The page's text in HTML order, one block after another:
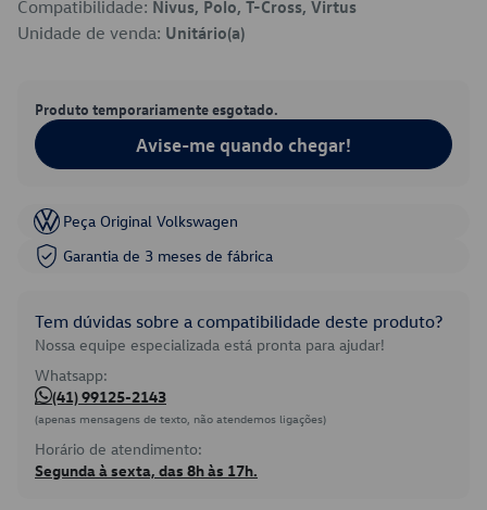
Compatibilidade: Nivus, Polo, T-Cross, Virtus
Unidade de venda: Unitário(a)
Produto temporariamente esgotado.
Avise-me quando chegar!
Peça Original Volkswagen
Garantia de 3 meses de fábrica
Tem dúvidas sobre a compatibilidade deste produto?
Nossa equipe especializada está pronta para ajudar!
Whatsapp:
(41) 99125-2143
(apenas mensagens de texto, não atendemos ligações)
Horário de atendimento:
Segunda à sexta, das 8h às 17h.